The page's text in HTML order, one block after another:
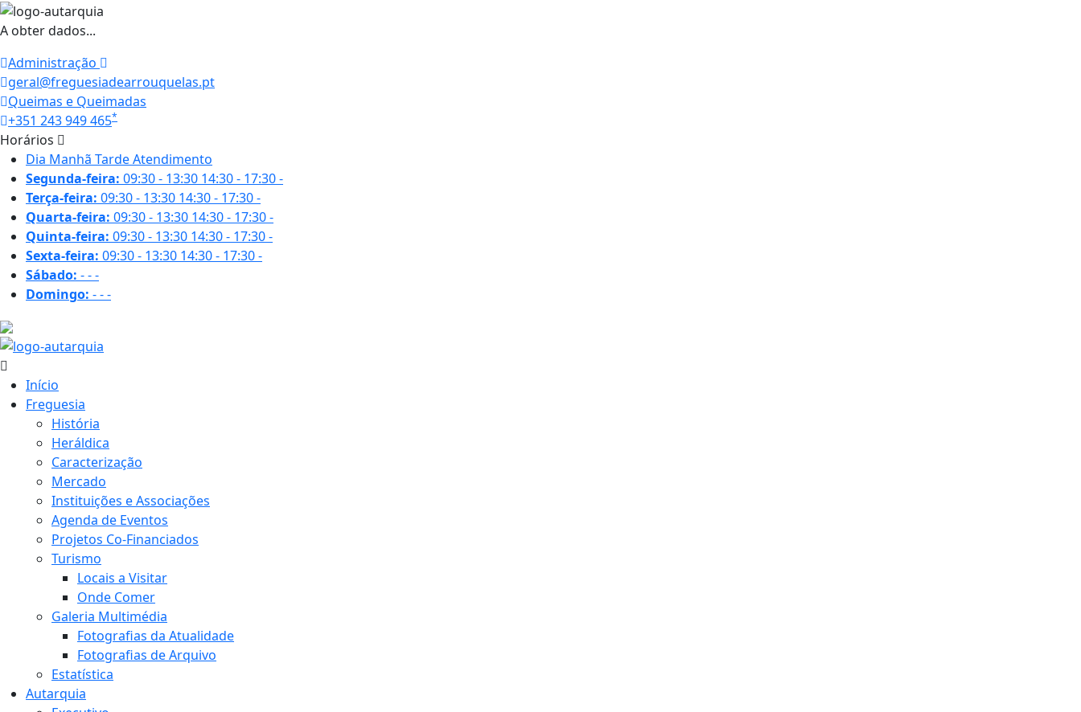
A obter dados...
Administração
geral@freguesiadearrouquelas.pt
Queimas e Queimadas
+351 243 949 465*
Horários
Dia Manhã TardeAtendimento
Segunda-feira: 09:30 - 13:30 14:30 - 17:30-
Terça-feira: 09:30 - 13:30 14:30 - 17:30-
Quarta-feira: 09:30 - 13:30 14:30 - 17:30-
Quinta-feira: 09:30 - 13:30 14:30 - 17:30-
Sexta-feira: 09:30 - 13:30 14:30 - 17:30-
Sábado: ---
Domingo: ---
Início
Freguesia
História
Heráldica
Caracterização
Mercado
Instituições e Associações
Agenda de Eventos
Projetos Co-Financiados
Turismo
Locais a Visitar
Onde Comer
Galeria Multimédia
Fotografias da Atualidade
Fotografias de Arquivo
Estatística
Autarquia